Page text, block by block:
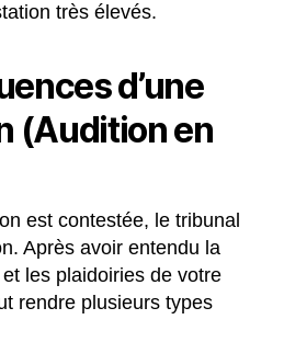
très élevés.
d’une
(Audition en
est contestée, le tribunal
Après avoir entendu la
les plaidoiries de votre
rendre plusieurs types